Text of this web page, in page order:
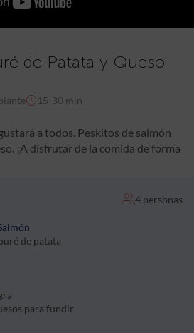
de Patata y Queso
15-30 min
a todos. Peskitos de salmón
¡A disfrutar de la comida de forma
4 personas
de patata
para fundir